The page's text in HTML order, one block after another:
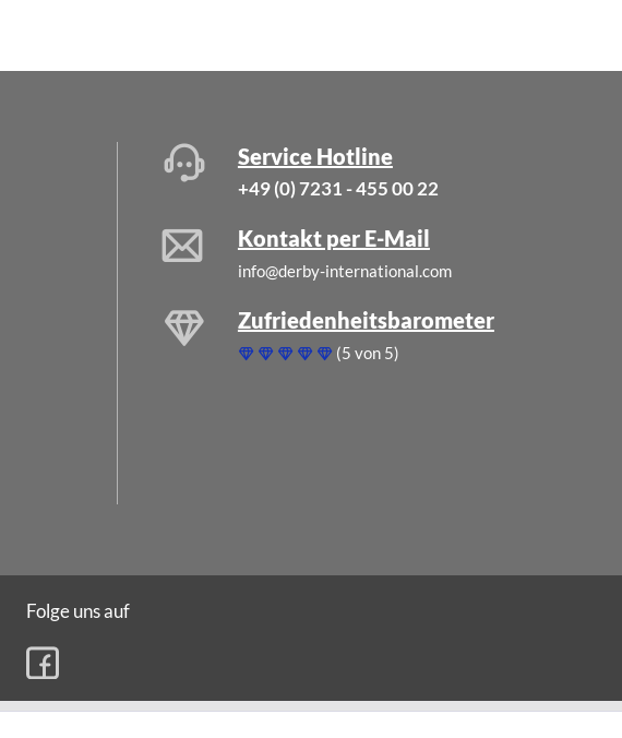
Service Hotline
+49 (0) 7231 - 455 00 22
Kontakt per E-Mail
info@derby-international.com
Zufriedenheitsbarometer
(5 von 5)
Folge uns auf